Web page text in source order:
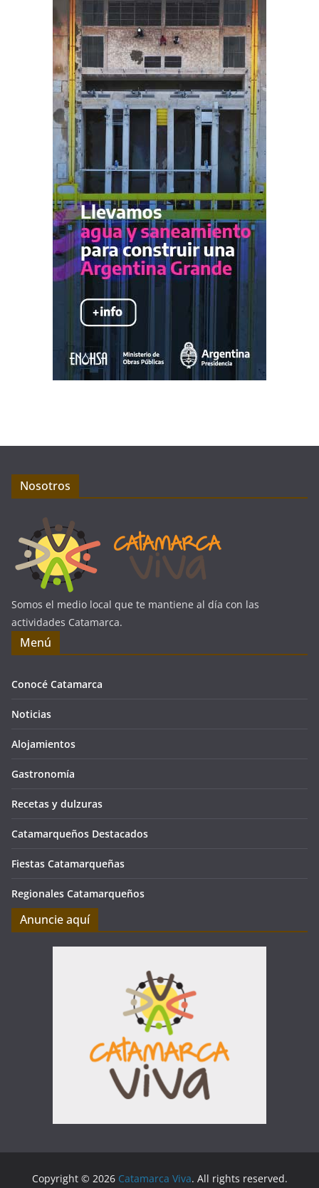
Nosotros
Somos el medio local que te mantiene al día con las
actividades Catamarca.
Menú
Conocé Catamarca
Noticias
Alojamientos
Gastronomía
Recetas y dulzuras
Catamarqueños Destacados
Fiestas Catamarqueñas
Regionales Catamarqueños
Anuncie aquí
Copyright © 2026 Catamarca Viva. All rights reserved.